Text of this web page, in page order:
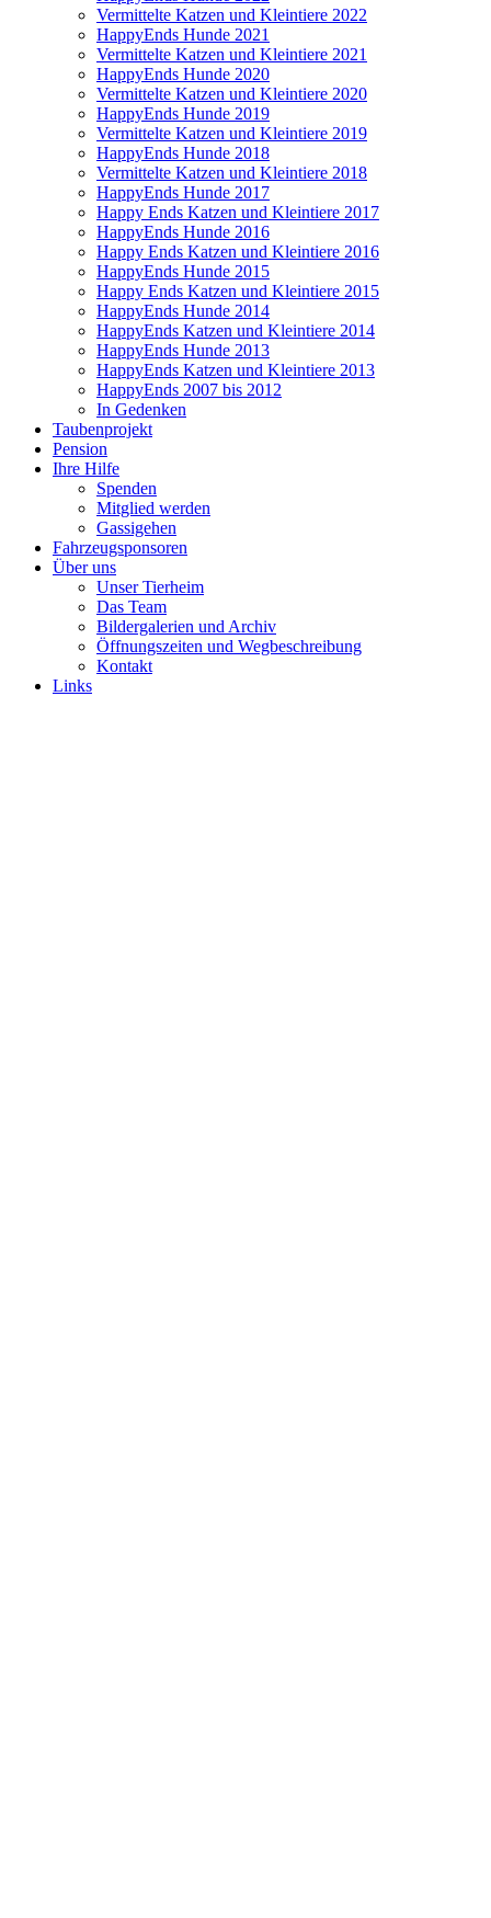
Vermittelte Katzen und Kleintiere 2022
HappyEnds Hunde 2021
Vermittelte Katzen und Kleintiere 2021
HappyEnds Hunde 2020
Vermittelte Katzen und Kleintiere 2020
HappyEnds Hunde 2019
Vermittelte Katzen und Kleintiere 2019
HappyEnds Hunde 2018
Vermittelte Katzen und Kleintiere 2018
HappyEnds Hunde 2017
Happy Ends Katzen und Kleintiere 2017
HappyEnds Hunde 2016
Happy Ends Katzen und Kleintiere 2016
HappyEnds Hunde 2015
Happy Ends Katzen und Kleintiere 2015
HappyEnds Hunde 2014
HappyEnds Katzen und Kleintiere 2014
HappyEnds Hunde 2013
HappyEnds Katzen und Kleintiere 2013
HappyEnds 2007 bis 2012
In Gedenken
Taubenprojekt
Pension
Ihre Hilfe
Spenden
Mitglied werden
Gassigehen
Fahrzeugsponsoren
Über uns
Unser Tierheim
Das Team
Bildergalerien und Archiv
Öffnungszeiten und Wegbeschreibung
Kontakt
Links